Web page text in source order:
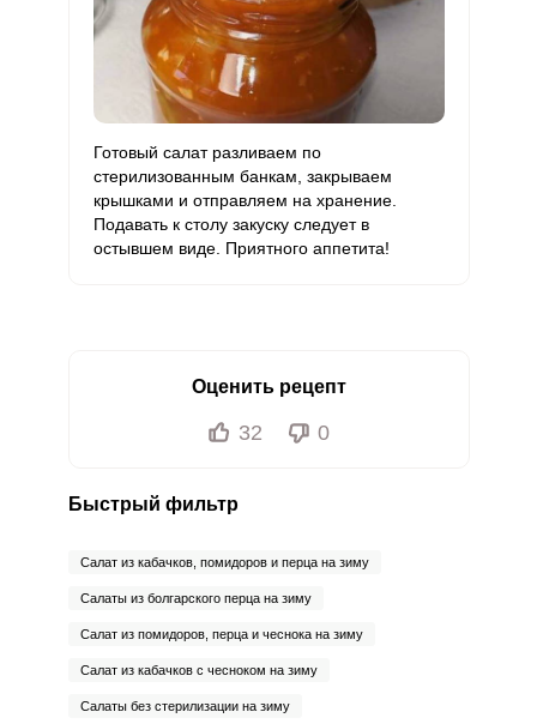
Ванадий 102 мкг 20 мкг 15.9
Молибден 195.5 мкг 70 мкг
Готовый салат разливаем по
стерилизованным банкам, закрываем
крышками и отправляем на хранение.
Подавать к столу закуску следует в
остывшем виде. Приятного аппетита!
Оценить рецепт
32 0
Быстрый фильтр
Салат из кабачков, помидоров и перца на зиму
Салаты из болгарского перца на зиму
Салат из помидоров, перца и чеснока на зиму
Салат из кабачков с чесноком на зиму
Салаты без стерилизации на зиму